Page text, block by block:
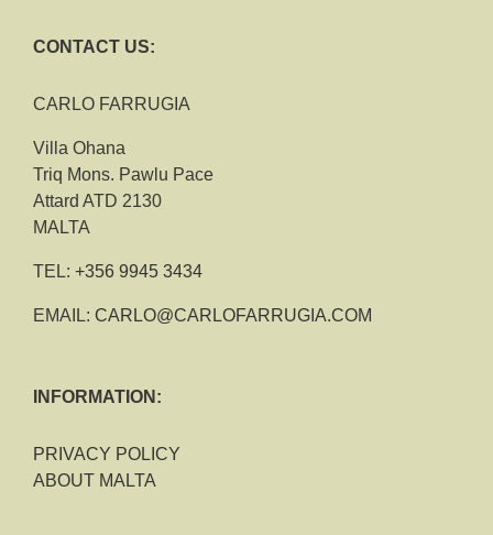
CONTACT US:
CARLO FARRUGIA
Villa Ohana
Triq Mons. Pawlu Pace
Attard ATD 2130
MALTA
TEL: +356 9945 3434
EMAIL: CARLO@CARLOFARRUGIA.COM
INFORMATION:
PRIVACY POLICY
ABOUT MALTA